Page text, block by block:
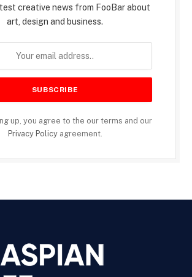
creative news from FooBar about
art, design and business.
up, you agree to the our terms and our
Privacy Policyagreement.